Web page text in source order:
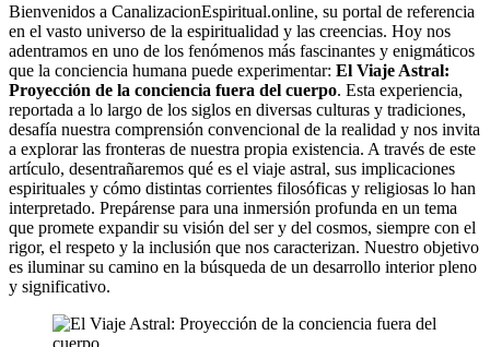
Bienvenidos a CanalizacionEspiritual.online, su portal de referencia
en el vasto universo de la espiritualidad y las creencias. Hoy nos
adentramos en uno de los fenómenos más fascinantes y enigmáticos
que la conciencia humana puede experimentar: El Viaje Astral:
Proyección de la conciencia fuera del cuerpo. Esta experiencia,
reportada a lo largo de los siglos en diversas culturas y tradiciones,
desafía nuestra comprensión convencional de la realidad y nos invita
a explorar las fronteras de nuestra propia existencia. A través de este
artículo, desentrañaremos qué es el viaje astral, sus implicaciones
espirituales y cómo distintas corrientes filosóficas y religiosas lo han
interpretado. Prepárense para una inmersión profunda en un tema
que promete expandir su visión del ser y del cosmos, siempre con el
rigor, el respeto y la inclusión que nos caracterizan. Nuestro objetivo
es iluminar su camino en la búsqueda de un desarrollo interior pleno
y significativo.